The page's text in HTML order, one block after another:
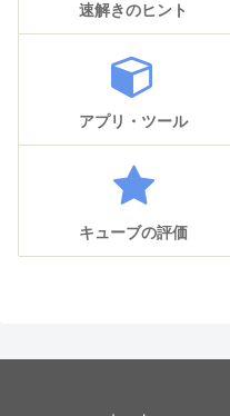
速解きのヒント
アプリ・ツール
キューブの評価